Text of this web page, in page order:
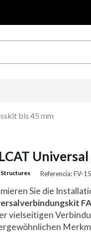
bis 45 mm
Structures Referencia: FV-
Sie die
vielseitigen